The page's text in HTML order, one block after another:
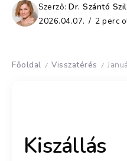
Szerző: Dr. Szántó
2026.04.07.
2 perc
Főoldal / Visszatérés /
Kiszállás